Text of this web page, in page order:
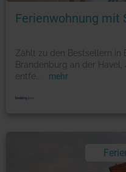
Ferienwohnung mit
Zählt zu den Bestsellern in
Brandenburg an der
entfe
mehr